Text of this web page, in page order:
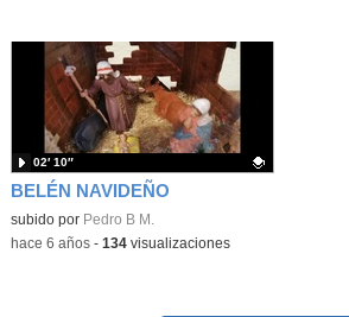
BELÉN NAVIDEÑO
Contenido educativo.
subido por Pedro B M.
02′ 10″
-hace 6 años- 134visualizaciones